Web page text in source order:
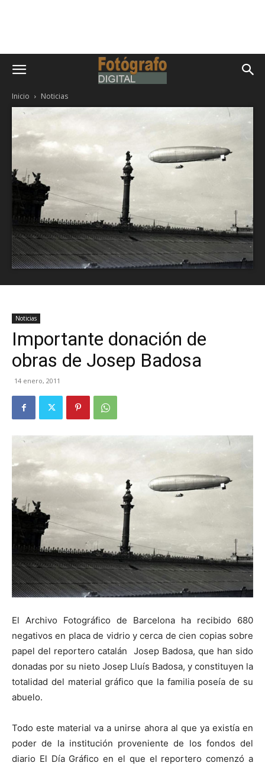
Inicio Noticias
Noticias
Importante donación de
obras de Josep Badosa
14 enero, 2011
El Archivo Fotográfico de Barcelona ha recibido 680
negativos en placa de vidrio y cerca de cien copias sobre
papel del reportero catalán Josep Badosa, que han sido
donadas por su nieto Josep Lluís Badosa, y constituyen la
totalidad del material gráfico que la familia poseía de su
abuelo.
Todo este material va a unirse ahora al que ya existía en
poder de la institución proveniente de los fondos del
diario El Día Gráfico en el que el reportero comenzó a